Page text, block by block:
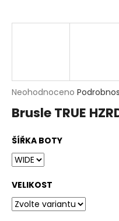
Průměrné
produktu
0,0
z
5
hvězdiček.
Neohodnoceno
Brusle TRUE
ŠÍŘKA BOTY
VELIKOST
D
o
p
o
u
č
u
e
m
e